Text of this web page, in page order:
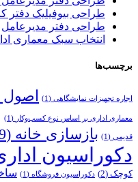
طراحی بیوفیلیک دفتر
طراحی دفتر مدیرعامل
انتخاب سبک معماری
برچسب‌ها
اجاره تجهیزات نمایشگاهی (1) اصول
معماری اداری بر اساس نوع کسب‌وکار (1)
قدیمی (1) بازسازی خانه (19)
دکوراسیون
کوچک (2) دکوراسیون فروشگاه (1)